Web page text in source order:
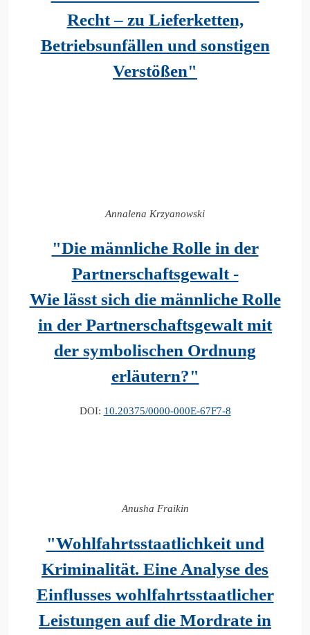
Recht – zu Lieferketten,
Betriebsunfällen und sonstigen
Verstößen"
Annalena Krzyanowski
"Die männliche Rolle in der
Partnerschaftsgewalt -
Wie lässt sich die männliche Rolle
in der Partnerschaftsgewalt mit
der symbolischen Ordnung
erläutern?"
DOI: 10.20375/0000-000E-67F7-8
Anusha Fraikin
"Wohlfahrtsstaatlichkeit und
Kriminalität. Eine Analyse des
Einflusses wohlfahrtsstaatlicher
Leistungen auf die Mordrate in